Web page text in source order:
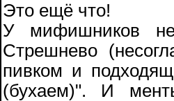
Это ещё что!
У мифишников
Стрешнево
пивком и
(бухаем)". И